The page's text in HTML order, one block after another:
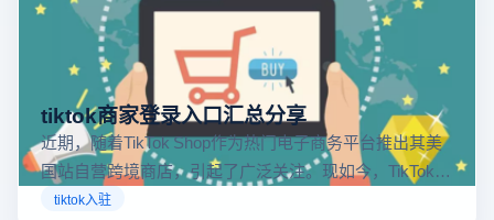
tiktok商家登录入口汇总分享
近期，随着TikTok Shop作为热门电子商务平台推出其美
国站自营跨境商店，引起了广泛关注。现如今，TikTok商
店已覆盖美国、英国及东南亚地区，因此了解官方网站
tiktok入驻